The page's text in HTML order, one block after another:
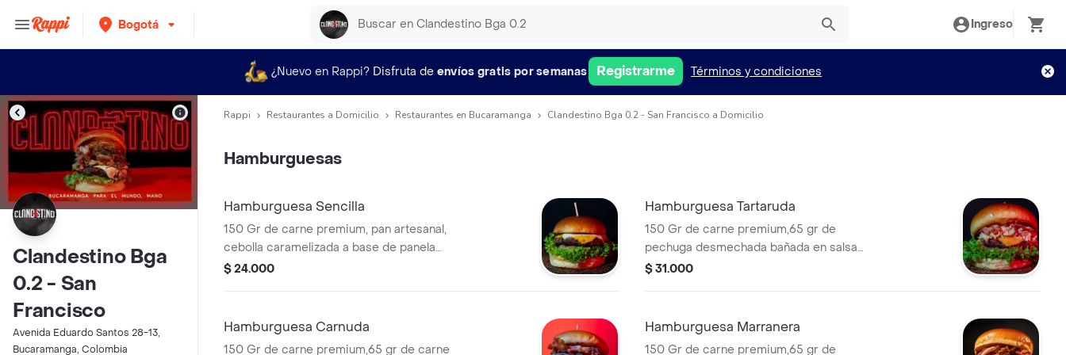
Bogotá Ingreso
¿Nuevo en Rappi? Disfruta de envíos gratis por semanas Registrarme Términos y condiciones
Clandestino Bga
0.2 - San
Francisco
Avenida Eduardo Santos 28-13,
Bucaramanga, Colombia
Rappi Restaurantes a Domicilio Restaurantes en Bucaramanga Clandestino Bga 0.2 - San Francisco a Domicilio
Hamburguesas
Hamburguesa Sencilla
150 Gr de carne premium, pan artesanal,
cebolla caramelizada a base de panela
,tomate milano, lechuga crespa, una lonja
papas a la francesa
$ 24.000
Hamburguesa Tartaruda
150 Gr de carne premium,65 gr de
pechuga desmechada bañada en salsa
clandestina, tocineta, pan artesanal,
de queso cheddar, una lonja de queso
doble crema, nuestra salsa clandestina y
$ 31.000
Hamburguesa Carnuda
150 Gr de carne premium,65 gr de carne
Hamburguesa Marranera
150 Gr de carne premium,65 gr de